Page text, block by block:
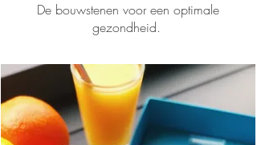
De bouwstenen voor een optimale
gezondheid.